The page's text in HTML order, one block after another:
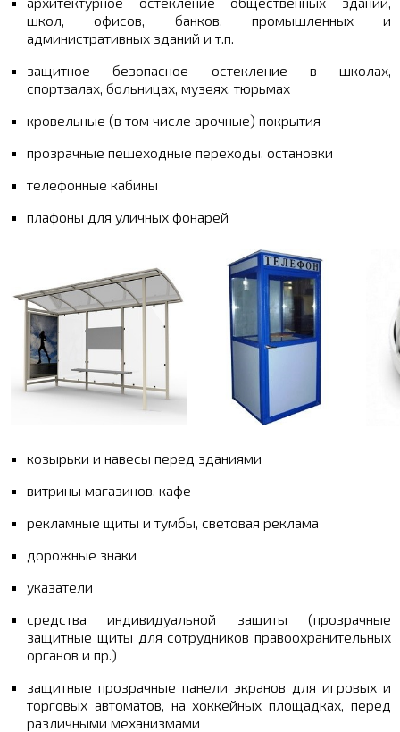
школ, офисов, банков, промышленных и
административных зданий и т.п.
защитное безопасное остекление в школах,
спортзалах, больницах, музеях, тюрьмах
кровельные (в том числе арочные) покрытия
прозрачные пешеходные переходы, остановки
телефонные кабины
плафоны для уличных фонарей
козырьки и навесы перед зданиями
витрины магазинов, кафе
рекламные щиты и тумбы, световая реклама
дорожные знаки
указатели
средства индивидуальной защиты (прозрачные
защитные щиты для сотрудников правоохранительных
органов и пр.)
защитные прозрачные панели экранов для игровых и
торговых автоматов, на хоккейных площадках, перед
различными механизмами